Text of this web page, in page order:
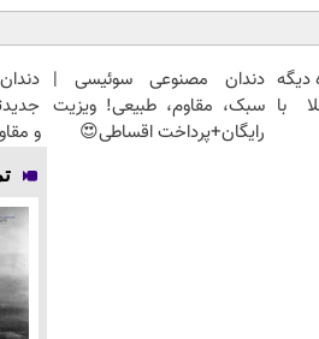
پولشو 4 ماه دیگه
با
دندان مصنوعی سوئیسی |
سبک، مقاوم، طبیعی! ویزیت
رایگان+پرداخت اقساطی😍
و